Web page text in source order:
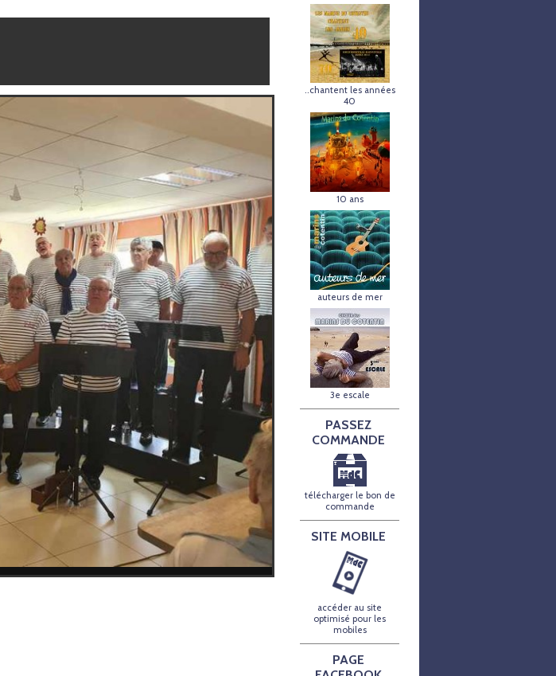
..chantent les années
40
10 ans
auteurs de mer
3e escale
PASSEZ
COMMANDE
télécharger le bon de
commande
SITE MOBILE
accéder au site
optimisé pour les
mobiles
PAGE